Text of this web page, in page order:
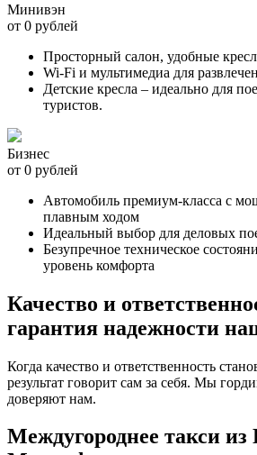
Минивэн
от 0 рублей
Просторный салон, удобные
Wi-Fi и мультимедиа для
Детские кресла – идеально для
туристов.
Бизнес
от 0 рублей
Автомобиль премиум-класса с
плавным ходом
Идеальный выбор для деловых
Безупречное техническое
уровень комфорта
Качество и
гарантия надежности
Когда качество и ответственность
результат говорит сам за себя. Мы
доверяют нам.
Междугороднее такси из